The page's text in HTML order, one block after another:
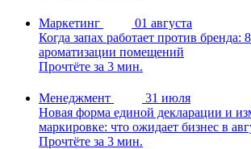
Маркетинг
01 августа
Когда запах работает против бренда:
ароматизации помещений
Прочтёте за 3 мин.
Менеджмент
31 июля
Новая форма единой декларации и
маркировке: что ожидает бизнес в
Прочтёте за 3 мин.